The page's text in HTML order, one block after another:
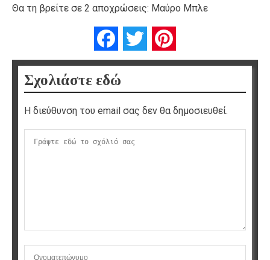
Θα τη βρείτε σε 2 αποχρώσεις: Μαύρο Μπλε
FacebookTwitter
Σχολιάστε εδώ
Η διεύθυνση του email σας δεν θα δημοσιευθεί.